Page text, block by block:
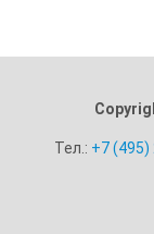
Тел.: +7 (495)